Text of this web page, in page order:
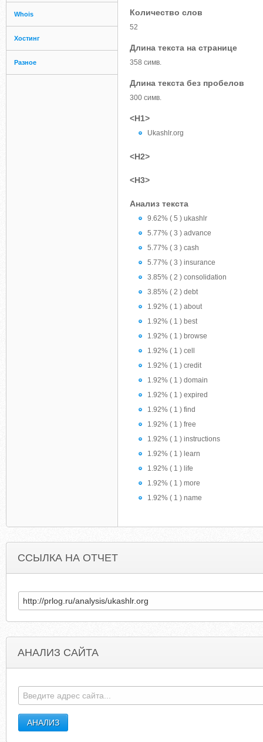
Whois
Хостинг
Разное
Количество слов
52
Длина текста на странице
358 симв.
Длина текста без пробелов
300 симв.
<H1>
Ukashlr.org
<H2>
<H3>
Анализ текста
9.62% ( 5 ) ukashlr
5.77% ( 3 ) advance
5.77% ( 3 ) cash
5.77% ( 3 ) insurance
3.85% ( 2 ) consolidation
3.85% ( 2 ) debt
1.92% ( 1 ) about
1.92% ( 1 ) best
1.92% ( 1 ) browse
1.92% ( 1 ) cell
1.92% ( 1 ) credit
1.92% ( 1 ) domain
1.92% ( 1 ) expired
1.92% ( 1 ) find
1.92% ( 1 ) free
1.92% ( 1 ) instructions
1.92% ( 1 ) learn
1.92% ( 1 ) life
1.92% ( 1 ) more
1.92% ( 1 ) name
ССЫЛКА НА ОТЧЕТ
АНАЛИЗ САЙТА